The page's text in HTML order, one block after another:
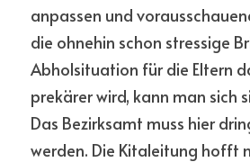
anpassen und
die ohnehin schon stressige
Abholsituation für die Eltern
prekärer wird, kann man sich
Das Bezirksamt muss hier
werden. Die Kitaleitung hofft